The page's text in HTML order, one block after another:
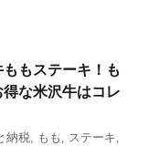
もステーキ！も
な米沢牛はコレ
納税 もも ステーキ